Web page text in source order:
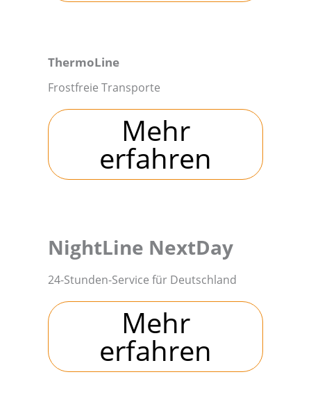
ThermoLine
Frostfreie Transporte
Mehr
erfahren
NightLine NextDay
24-Stunden-Service für Deutschland
Mehr
erfahren